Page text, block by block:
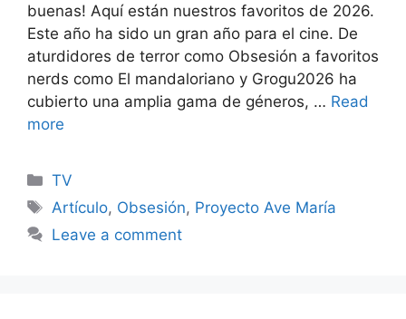
buenas! Aquí están nuestros favoritos de 2026.
Este año ha sido un gran año para el cine. De
aturdidores de terror como Obsesión a favoritos
nerds como El mandaloriano y Grogu2026 ha
cubierto una amplia gama de géneros, … Read
more
Categories
TV
Tags
Artículo, Obsesión, Proyecto Ave María
Leave a comment